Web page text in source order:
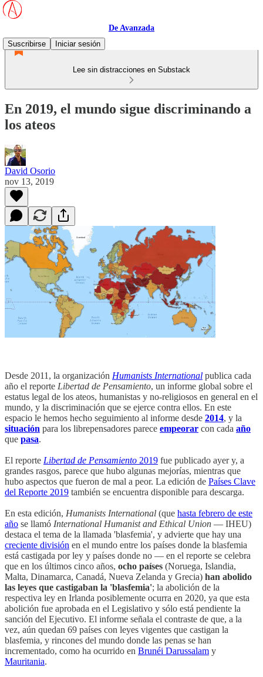
De Avanzada
Suscribirse
Iniciar sesión
Lee sin distracciones en Substack
En 2019, el mundo sigue discriminando a
los ateos
David Osorio
nov 13, 2019
Desde 2011, la organización Humanists International publica cada
año el reporte Libertad de Pensamiento, un informe global sobre el
estatus legal de los ateos, humanistas y no-religiosos en general en el
mundo, y la discriminación que se ejerce contra ellos. En este
espacio le hemos hecho seguimiento al informe desde 2014, y la
situación para los librepensadores parece empeorar con cada año
que pasa.
El reporte Libertad de Pensamiento 2019 fue publicado ayer y, a
grandes rasgos, parece que hubo algunas mejorías, mientras que
hubo aspectos que fueron de mal a peor. La edición de Países Clave
del Reporte 2019 también se encuentra disponible para descarga.
En esta edición, Humanists International (que hasta febrero de este
año se llamó International Humanist and Ethical Union — IHEU)
destaca el tema de la llamada 'blasfemia', y advierte que hay una
creciente división en el mundo entre los países donde la blasfemia
está castigada por ley y países donde no — en el reporte se celebra
que en los últimos cinco años, ocho países (Noruega, Islandia,
Malta, Dinamarca, Canadá, Nueva Zelanda y Grecia) han abolido
las leyes que castigaban la 'blasfemia'; la abolición de la
respectiva ley en Irlanda posiblemente ocurra en 2020, ya que esta
abolición fue aprobada en el Legislativo y sólo está pendiente la
sanción del Ejecutivo. El informe señala el contraste de que, a la
vez, aún quedan 69 países con leyes vigentes que castigan la
blasfemia, y rincones del mundo donde las penas se han
incrementado, como ha ocurrido en Brunéi Darussalam y
Mauritania.